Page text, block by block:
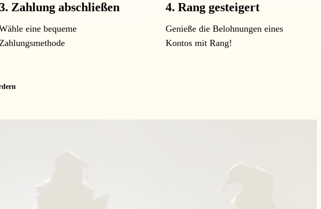
3. Zahlung abschließen
eine bequeme
4. Rang gesteigert
Genieße die Belohnungen eines
Kontos mit Rang!